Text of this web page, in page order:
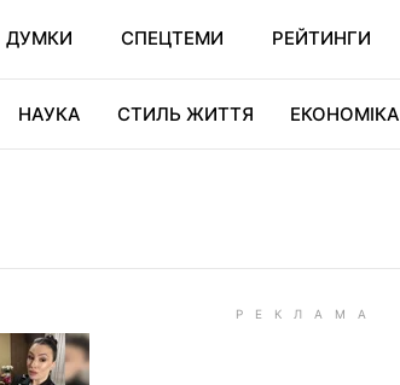
ДУМКИ СПЕЦТЕМИ РЕЙТИНГИ
НАУКА СТИЛЬ ЖИТТЯ ЕКОНОМІКА